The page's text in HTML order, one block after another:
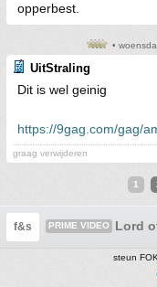
opperbest.
•
UitStraling
Dit is wel geinig
https://9gag.com/gag/
graag verwijderen
1
f&s PRIME VIDEO Lord
steun